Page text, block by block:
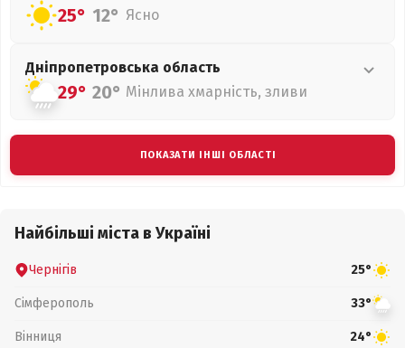
25° 12° Ясно
Дніпропетровська область
29° 20° Мінлива хмарність, зливи
ПОКАЗАТИ ІНШІ ОБЛАСТІ
Найбільші міста в Україні
Чернігів 25°
Сімферополь 33°
Вінниця 24°